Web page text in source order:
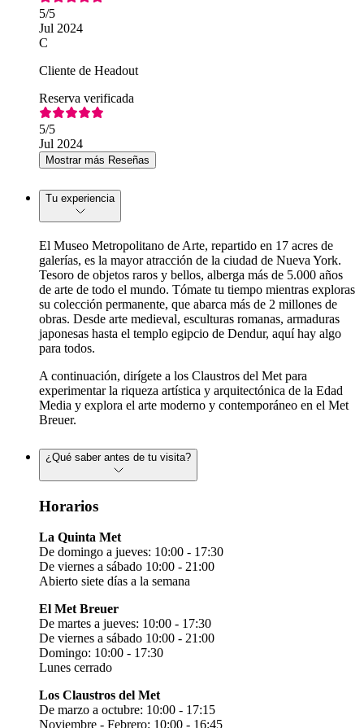
5/5
Jul 2024
C
Cliente de Headout
Reserva verificada
5/5
Jul 2024
Mostrar más Reseñas
Tu experiencia
El Museo Metropolitano de Arte, repartido en 17 acres de
galerías, es la mayor atracción de la ciudad de Nueva York.
Tesoro de objetos raros y bellos, alberga más de 5.000 años
de arte de todo el mundo. Tómate tu tiempo mientras exploras
su colección permanente, que abarca más de 2 millones de
obras. Desde arte medieval, esculturas romanas, armaduras
japonesas hasta el templo egipcio de Dendur, aquí hay algo
para todos.
A continuación, dirígete a los Claustros del Met para
experimentar la riqueza artística y arquitectónica de la Edad
Media y explora el arte moderno y contemporáneo en el Met
Breuer.
¿Qué saber antes de tu visita?
Horarios
La Quinta Met
De domingo a jueves: 10:00 - 17:30
De viernes a sábado 10:00 - 21:00
Abierto siete días a la semana
El Met Breuer
De martes a jueves: 10:00 - 17:30
De viernes a sábado 10:00 - 21:00
Domingo: 10:00 - 17:30
Lunes cerrado
Los Claustros del Met
De marzo a octubre: 10:00 - 17:15
Noviembre - Febrero: 10:00 - 16:45